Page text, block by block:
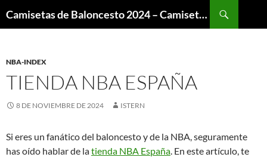
Camisetas de Baloncesto 2024 – Camisetas NBA
NBA-INDEX
TIENDA NBA ESPAÑA
8 DE NOVIEMBRE DE 2024 ISTERN
Si eres un fanático del baloncesto y de la NBA, seguramente
has oído hablar de latienda NBA España. En este artículo, te